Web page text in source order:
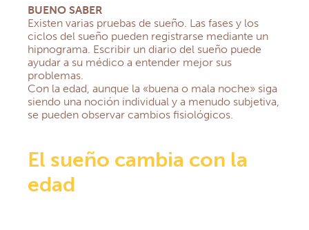
BUENO SABER
Existen varias pruebas de sueño. Las fases y los
ciclos del sueño pueden registrarse mediante un
hipnograma. Escribir un diario del sueño puede
ayudar a su médico a entender mejor sus
problemas.
Con la edad, aunque la «buena o mala noche» siga
siendo una noción individual y a menudo subjetiva,
se pueden observar cambios fisiológicos.
El sueño cambia con la
edad